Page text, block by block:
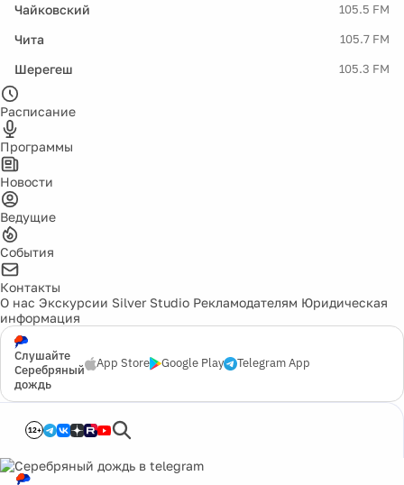
Чайковский 105.5 FM
Чита 105.7 FM
Шерегеш 105.3 FM
Расписание
Программы
Новости
Ведущие
События
Контакты
О нас Экскурсии Silver Studio Рекламодателям Юридическая
информация
Слушайте
Серебряный
дождь
App Store Google Play Telegram App
12+